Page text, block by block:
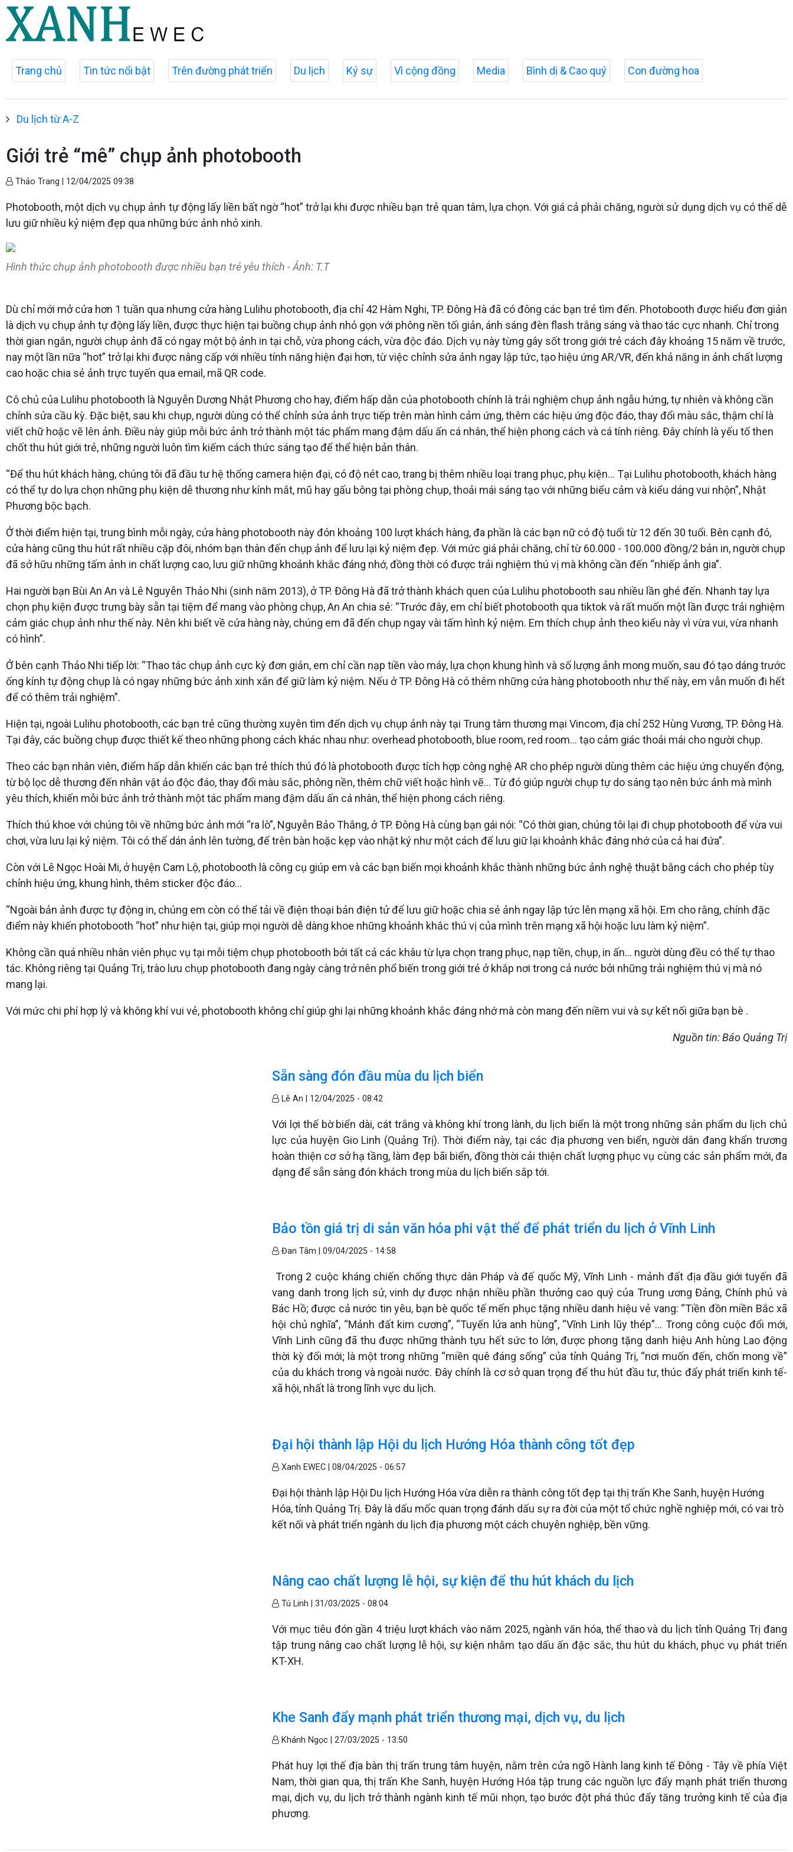
Trang chủ Tin tức nổi bật Trên đường phát triển Du lịch Ký sự Vì cộng đồng Media Bình dị & Cao quý Con đường hoa
Du lịch từ A-Z
Giới trẻ “mê” chụp ảnh photobooth
Thảo Trang | 12/04/2025 09:38
Photobooth, một dịch vụ chụp ảnh tự động lấy liền bất ngờ “hot” trở lại khi được nhiều bạn trẻ quan tâm, lựa chọn. Với giá cả phải chăng, người sử dụng dịch vụ có thể dễ
lưu giữ nhiều kỷ niệm đẹp qua những bức ảnh nhỏ xinh.
Hình thức chụp ảnh photobooth được nhiều bạn trẻ yêu thích - Ảnh: T.T
Dù chỉ mới mở cửa hơn 1 tuần qua nhưng cửa hàng Lulihu photobooth, địa chỉ 42 Hàm Nghi, TP. Đông Hà đã có đông các bạn trẻ tìm đến. Photobooth được hiểu đơn giản
là dịch vụ chụp ảnh tự động lấy liền, được thực hiện tại buồng chụp ảnh nhỏ gọn với phông nền tối giản, ánh sáng đèn flash trắng sáng và thao tác cực nhanh. Chỉ trong
thời gian ngắn, người chụp ảnh đã có ngay một bộ ảnh in tại chỗ, vừa phong cách, vừa độc đáo. Dịch vụ này từng gây sốt trong giới trẻ cách đây khoảng 15 năm về trước,
nay một lần nữa “hot” trở lại khi được nâng cấp với nhiều tính năng hiện đại hơn, từ việc chỉnh sửa ảnh ngay lập tức, tạo hiệu ứng AR/VR, đến khả năng in ảnh chất lượng
cao hoặc chia sẻ ảnh trực tuyến qua email, mã QR code.
Cô chủ của Lulihu photobooth là Nguyễn Dương Nhật Phương cho hay, điểm hấp dẫn của photobooth chính là trải nghiệm chụp ảnh ngẫu hứng, tự nhiên và không cần
chỉnh sửa cầu kỳ. Đặc biệt, sau khi chụp, người dùng có thể chỉnh sửa ảnh trực tiếp trên màn hình cảm ứng, thêm các hiệu ứng độc đáo, thay đổi màu sắc, thậm chí là
viết chữ hoặc vẽ lên ảnh. Điều này giúp mỗi bức ảnh trở thành một tác phẩm mang đậm dấu ấn cá nhân, thể hiện phong cách và cá tính riêng. Đây chính là yếu tố then
chốt thu hút giới trẻ, những người luôn tìm kiếm cách thức sáng tạo để thể hiện bản thân.
“Để thu hút khách hàng, chúng tôi đã đầu tư hệ thống camera hiện đại, có độ nét cao, trang bị thêm nhiều loại trang phục, phụ kiện... Tại Lulihu photobooth, khách hàng
có thể tự do lựa chọn những phụ kiện dễ thương như kính mắt, mũ hay gấu bông tại phòng chụp, thoải mái sáng tạo với những biểu cảm và kiểu dáng vui nhộn”, Nhật
Phương bộc bạch.
Ở thời điểm hiện tại, trung bình mỗi ngày, cửa hàng photobooth này đón khoảng 100 lượt khách hàng, đa phần là các bạn nữ có độ tuổi từ 12 đến 30 tuổi. Bên cạnh đó,
cửa hàng cũng thu hút rất nhiều cặp đôi, nhóm bạn thân đến chụp ảnh để lưu lại kỷ niệm đẹp. Với mức giá phải chăng, chỉ từ 60.000 - 100.000 đồng/2 bản in, người chụp
đã sở hữu những tấm ảnh in chất lượng cao, lưu giữ những khoảnh khắc đáng nhớ, đồng thời có được trải nghiệm thú vị mà không cần đến “nhiếp ảnh gia”.
Hai người bạn Bùi An An và Lê Nguyễn Thảo Nhi (sinh năm 2013), ở TP. Đông Hà đã trở thành khách quen của Lulihu photobooth sau nhiều lần ghé đến. Nhanh tay lựa
chọn phụ kiện được trưng bày sẵn tại tiệm để mang vào phòng chụp, An An chia sẻ: “Trước đây, em chỉ biết photobooth qua tiktok và rất muốn một lần được trải nghiệm
cảm giác chụp ảnh như thế này. Nên khi biết về cửa hàng này, chúng em đã đến chụp ngay vài tấm hình kỷ niệm. Em thích chụp ảnh theo kiểu này vì vừa vui, vừa nhanh
có hình”.
Ở bên cạnh Thảo Nhi tiếp lời: “Thao tác chụp ảnh cực kỳ đơn giản, em chỉ cần nạp tiền vào máy, lựa chọn khung hình và số lượng ảnh mong muốn, sau đó tạo dáng trước
ống kính tự động chụp là có ngay những bức ảnh xinh xắn để giữ làm kỷ niệm. Nếu ở TP. Đông Hà có thêm những cửa hàng photobooth như thế này, em vẫn muốn đi hết
để có thêm trải nghiệm”.
Hiện tại, ngoài Lulihu photobooth, các bạn trẻ cũng thường xuyên tìm đến dịch vụ chụp ảnh này tại Trung tâm thương mại Vincom, địa chỉ 252 Hùng Vương, TP. Đông Hà.
Tại đây, các buồng chụp được thiết kế theo những phong cách khác nhau như: overhead photobooth, blue room, red room... tạo cảm giác thoải mái cho người chụp.
Theo các bạn nhân viên, điểm hấp dẫn khiến các bạn trẻ thích thú đó là photobooth được tích hợp công nghệ AR cho phép người dùng thêm các hiệu ứng chuyển động,
từ bộ lọc dễ thương đến nhân vật ảo độc đáo, thay đổi màu sắc, phông nền, thêm chữ viết hoặc hình vẽ... Từ đó giúp người chụp tự do sáng tạo nên bức ảnh mà mình
yêu thích, khiến mỗi bức ảnh trở thành một tác phẩm mang đậm dấu ấn cá nhân, thể hiện phong cách riêng.
Thích thú khoe với chúng tôi về những bức ảnh mới “ra lò”, Nguyễn Bảo Thắng, ở TP. Đông Hà cùng bạn gái nói: “Có thời gian, chúng tôi lại đi chụp photobooth để vừa vui
chơi, vừa lưu lại kỷ niệm. Tôi có thể dán ảnh lên tường, để trên bàn hoặc kẹp vào nhật ký như một cách để lưu giữ lại khoảnh khắc đáng nhớ của cả hai đứa”.
Còn với Lê Ngọc Hoài Mi, ở huyện Cam Lộ, photobooth là công cụ giúp em và các bạn biến mọi khoảnh khắc thành những bức ảnh nghệ thuật bằng cách cho phép tùy
chỉnh hiệu ứng, khung hình, thêm sticker độc đáo...
“Ngoài bản ảnh được tự động in, chúng em còn có thể tải về điện thoại bản điện tử để lưu giữ hoặc chia sẻ ảnh ngay lập tức lên mạng xã hội. Em cho rằng, chính đặc
điểm này khiến photobooth “hot” như hiện tại, giúp mọi người dễ dàng khoe những khoảnh khắc thú vị của mình trên mạng xã hội hoặc lưu làm kỷ niệm”.
Không cần quá nhiều nhân viên phục vụ tại mỗi tiệm chụp photobooth bởi tất cả các khâu từ lựa chọn trang phục, nạp tiền, chụp, in ấn... người dùng đều có thể tự thao
tác. Không riêng tại Quảng Trị, trào lưu chụp photobooth đang ngày càng trở nên phổ biến trong giới trẻ ở khắp nơi trong cả nước bởi những trải nghiệm thú vị mà nó
mang lại.
Với mức chi phí hợp lý và không khí vui vẻ, photobooth không chỉ giúp ghi lại những khoảnh khắc đáng nhớ mà còn mang đến niềm vui và sự kết nối giữa bạn bè .
Nguồn tin: Báo Quảng Trị
Sẵn sàng đón đầu mùa du lịch biển
Lê An | 12/04/2025 - 08:42
Với lợi thế bờ biển dài, cát trắng và không khí trong lành, du lịch biển là một trong những sản phẩm du lịch chủ
lực của huyện Gio Linh (Quảng Trị). Thời điểm này, tại các địa phương ven biển, người dân đang khẩn trương
hoàn thiện cơ sở hạ tầng, làm đẹp bãi biển, đồng thời cải thiện chất lượng phục vụ cùng các sản phẩm mới, đa
dạng để sẵn sàng đón khách trong mùa du lịch biển sắp tới.
Bảo tồn giá trị di sản văn hóa phi vật thể để phát triển du lịch ở Vĩnh Linh
Đan Tâm |09/04/2025 - 14:58
Trong 2 cuộc kháng chiến chống thực dân Pháp và đế quốc Mỹ, Vĩnh Linh - mảnh đất địa đầu giới tuyến đã
vang danh trong lịch sử, vinh dự được nhận nhiều phần thưởng cao quý của Trung ương Đảng, Chính phủ và
Bác Hồ; được cả nước tin yêu, bạn bè quốc tế mến phục tặng nhiều danh hiệu vẻ vang: “Tiền đồn miền Bắc xã
hội chủ nghĩa”, “Mảnh đất kim cương”, “Tuyến lửa anh hùng”, “Vĩnh Linh lũy thép”... Trong công cuộc đổi mới,
Vĩnh Linh cũng đã thu được những thành tựu hết sức to lớn, được phong tặng danh hiệu Anh hùng Lao động
thời kỳ đổi mới; là một trong những “miền quê đáng sống” của tỉnh Quảng Trị, “nơi muốn đến, chốn mong về”
của du khách trong và ngoài nước. Đây chính là cơ sở quan trọng để thu hút đầu tư, thúc đẩy phát triển kinh tế-
xã hội, nhất là trong lĩnh vực du lịch.
Đại hội thành lập Hội du lịch Hướng Hóa thành công tốt đẹp
Xanh EWEC |08/04/2025 - 06:57
Đại hội thành lập Hội Du lịch Hướng Hóa vừa diễn ra thành công tốt đẹp tại thị trấn Khe Sanh, huyện Hướng
Hóa, tỉnh Quảng Trị. Đây là dấu mốc quan trọng đánh dấu sự ra đời của một tổ chức nghề nghiệp mới, có vai trò
kết nối và phát triển ngành du lịch địa phương một cách chuyên nghiệp, bền vững.
Nâng cao chất lượng lễ hội, sự kiện để thu hút khách du lịch
Tú Linh |31/03/2025 - 08:04
Với mục tiêu đón gần 4 triệu lượt khách vào năm 2025, ngành văn hóa, thể thao và du lịch tỉnh Quảng Trị đang
tập trung nâng cao chất lượng lễ hội, sự kiện nhằm tạo dấu ấn đặc sắc, thu hút du khách, phục vụ phát triển
KT-XH.
Khe Sanh đẩy mạnh phát triển thương mại, dịch vụ, du lịch
Khánh Ngọc |27/03/2025 - 13:50
Phát huy lợi thế địa bàn thị trấn trung tâm huyện, nằm trên cửa ngõ Hành lang kinh tế Đông - Tây về phía Việt
Nam, thời gian qua, thị trấn Khe Sanh, huyện Hướng Hóa tập trung các nguồn lực đẩy mạnh phát triển thương
mại, dịch vụ, du lịch trở thành ngành kinh tế mũi nhọn, tạo bước đột phá thúc đẩy tăng trưởng kinh tế của địa
phương.